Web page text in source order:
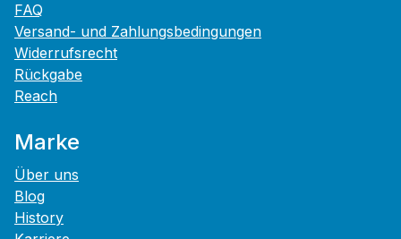
FAQ
Versand- und Zahlungsbedingungen
Widerrufsrecht
Rückgabe
Reach
Marke
Über uns
Blog
History